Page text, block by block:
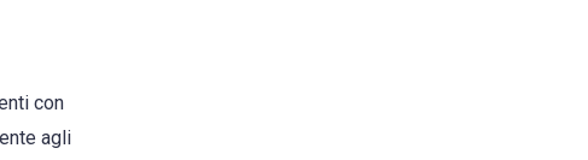
con
agli